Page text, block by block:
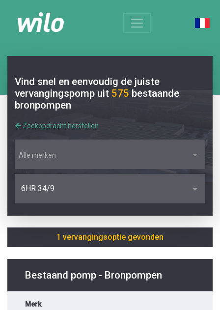
Vind snel en eenvoudig de juiste
vervangingspomp uit 575 bestaande
bronpompen
Zoekopdracht herstellen
Alle merken
6HR 34/9
1 vervangingsoptie gevonden
Bestaand pomp - Bronpompen
Merk